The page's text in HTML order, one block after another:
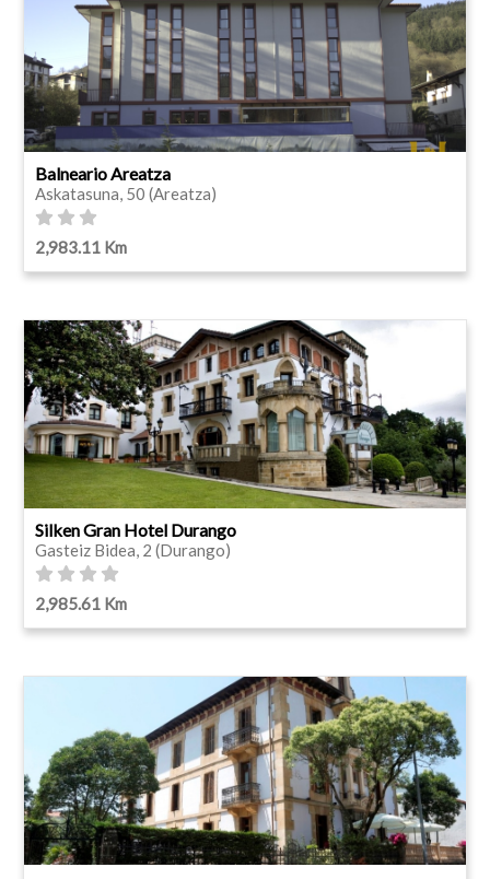
Balneario Areatza
Askatasuna, 50 (Areatza)
2,983.11 Km
Silken Gran Hotel Durango
Gasteiz Bidea, 2 (Durango)
2,985.61 Km